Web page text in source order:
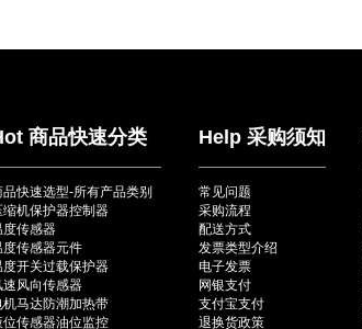
商品快速分类
品快速选型-所有产品类别
缩机保护器控制器
度传感器
度传感器元件
度开关过载保护器
速风向传感器
机马达防潮加热带
位传感器油位监控
Help 采购须知
常见问题
采购流程
配送方式
发票类型介绍
电子发票
网银支付
支付宝支付
退换货政策